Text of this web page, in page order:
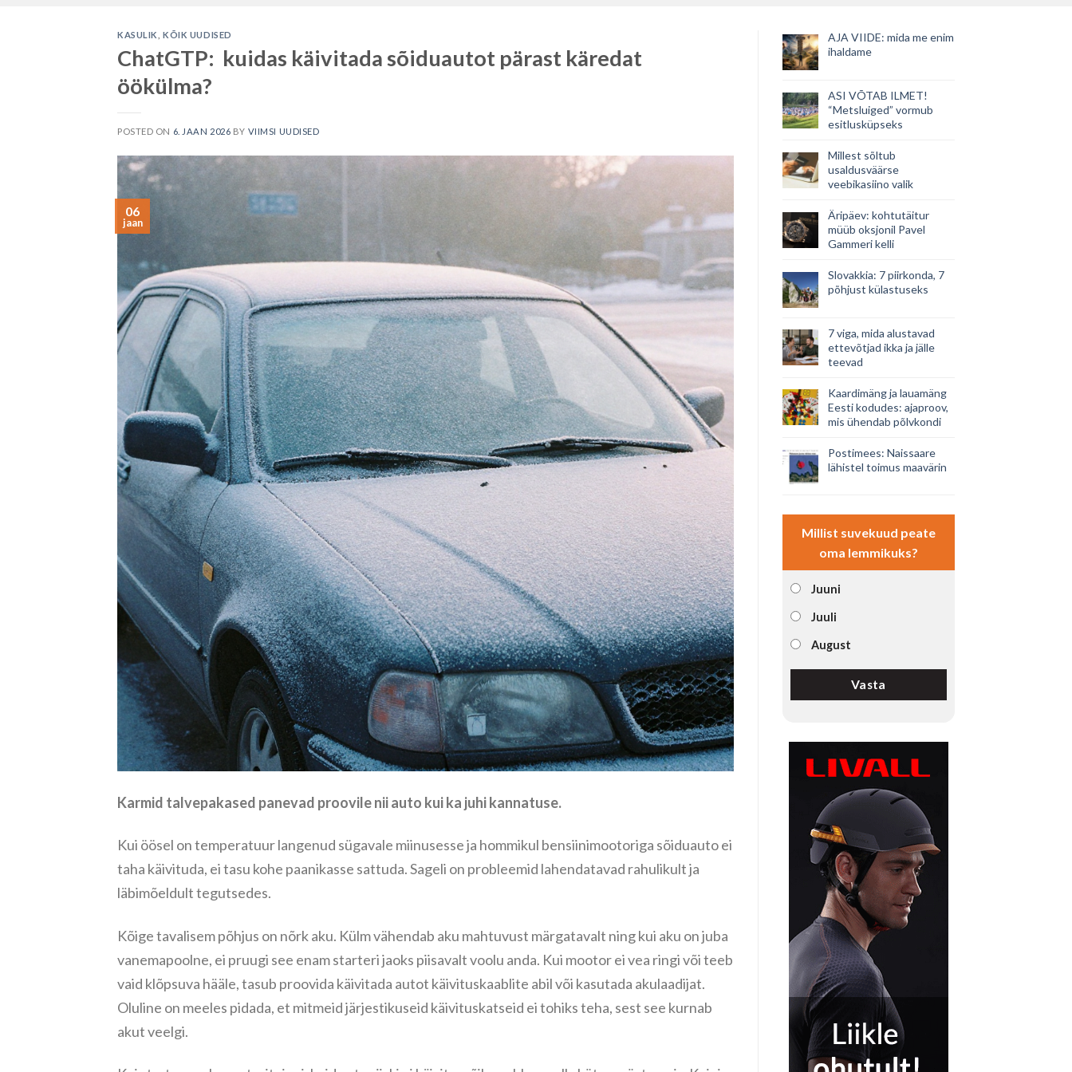
KASULIK ,KÕIK UUDISED
ChatGTP: kuidas käivitada sõiduautot pärast käredat
öökülma?
POSTED ON 6. JAAN 2026 BY VIIMSI UUDISED
06
jaan
Karmid talvepakased panevad proovile nii auto kui ka juhi kannatuse.
Kui öösel on temperatuur langenud sügavale miinusesse ja hommikul bensiinimootoriga sõiduauto ei
taha käivituda, ei tasu kohe paanikasse sattuda. Sageli on probleemid lahendatavad rahulikult ja
läbimõeldult tegutsedes.
Kõige tavalisem põhjus on nõrk aku. Külm vähendab aku mahtuvust märgatavalt ning kui aku on juba
vanemapoolne, ei pruugi see enam starteri jaoks piisavalt voolu anda. Kui mootor ei vea ringi või teeb
vaid klõpsuva hääle, tasub proovida käivitada autot käivituskaablite abil või kasutada akulaadijat.
Oluline on meeles pidada, et mitmeid järjestikuseid käivituskatseid ei tohiks teha, sest see kurnab
akut veelgi.
AJA VIIDE: mida me enim
ihaldame
ASI VÕTAB ILMET!
“Metsluiged” vormub
esitlusküpseks
Millest sõltub
usaldusväärse
veebikasiino valik
Äripäev: kohtutäitur
müüb oksjonil Pavel
Gammeri kelli
Slovakkia: 7 piirkonda, 7
põhjust külastuseks
7 viga, mida alustavad
ettevõtjad ikka ja jälle
teevad
Kaardimäng ja lauamäng
Eesti kodudes: ajaproov,
mis ühendab põlvkondi
Postimees: Naissaare
lähistel toimus maavärin
Millist suvekuud peate
oma lemmikuks?
Juuni
Juuli
August